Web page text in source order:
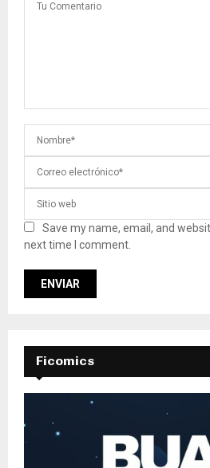
Save my name, email, and
next time I comment.
Ficomics